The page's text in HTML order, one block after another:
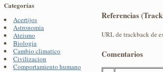
Categorías
Acertijos
Astronomia
Ateismo
Biologia
Cambio climatico
Civilizacion
Comportamiento humano
Referencias
URL de trackback de
Comentarios